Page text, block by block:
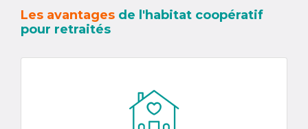
Les avantages de l'habitat coopératif
pour retraités